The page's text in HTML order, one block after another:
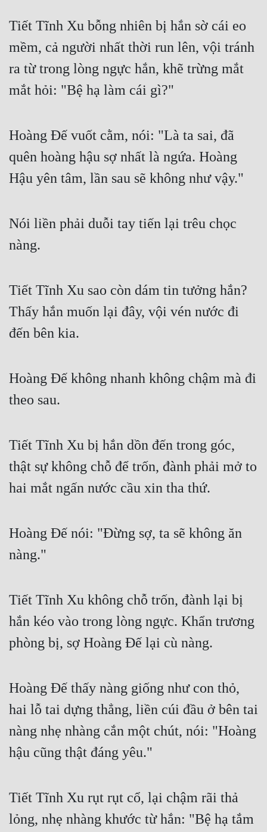
Tiết Tĩnh Xu bỗng nhiên bị hắn sờ cái eo
mềm, cả người nhất thời run lên, vội tránh
ra từ trong lòng ngực hắn, khẽ trừng mắt
mắt hỏi: "Bệ hạ làm cái gì?"
Hoàng Đế vuốt cằm, nói: "Là ta sai, đã
quên hoàng hậu sợ nhất là ngứa. Hoàng
Hậu yên tâm, lần sau sẽ không như vậy."
Nói liền phải duỗi tay tiến lại trêu chọc
nàng.
Tiết Tĩnh Xu sao còn dám tin tưởng hắn?
Thấy hắn muốn lại đây, vội vén nước đi
đến bên kia.
Hoàng Đế không nhanh không chậm mà đi
theo sau.
Tiết Tĩnh Xu bị hắn dồn đến trong góc,
thật sự không chỗ để trốn, đành phải mở to
hai mắt ngấn nước cầu xin tha thứ.
Hoàng Đế nói: "Đừng sợ, ta sẽ không ăn
nàng."
Tiết Tĩnh Xu không chỗ trốn, đành lại bị
hắn kéo vào trong lòng ngực. Khẩn trương
phòng bị, sợ Hoàng Đế lại cù nàng.
Hoàng Đế thấy nàng giống như con thỏ,
hai lỗ tai dựng thẳng, liền cúi đầu ở bên tai
nàng nhẹ nhàng cắn một chút, nói: "Hoàng
hậu cũng thật đáng yêu."
Tiết Tĩnh Xu rụt rụt cổ, lại chậm rãi thả
lỏng, nhẹ nhàng khước từ hắn: "Bệ hạ tắm